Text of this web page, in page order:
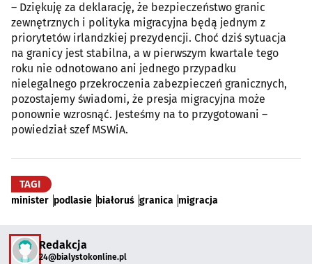
– Dziękuję za deklarację, że bezpieczeństwo granic
zewnętrznych i polityka migracyjna będą jednym z
priorytetów irlandzkiej prezydencji. Choć dziś sytuacja
na granicy jest stabilna, a w pierwszym kwartale tego
roku nie odnotowano ani jednego przypadku
nielegalnego przekroczenia zabezpieczeń granicznych,
pozostajemy świadomi, że presja migracyjna może
ponownie wzrosnąć. Jesteśmy na to przygotowani –
powiedział szef MSWiA.
TAGI
minister podlasie białoruś granica migracja
Redakcja
24@bialystokonline.pl